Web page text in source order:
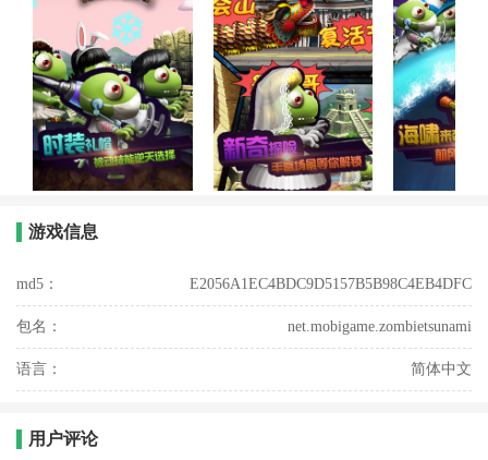
游戏信息
md5： E2056A1EC4BDC9D5157B5B98C4EB4DFC
包名： net.mobigame.zombietsunami
语言： 简体中文
用户评论